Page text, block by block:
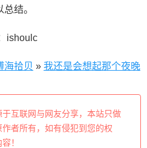
结。
ishoulc
海拾贝 » 我还是会想起那个夜晚
互联网与网友分享，本站只做
者所有，如有侵犯到您的权
！